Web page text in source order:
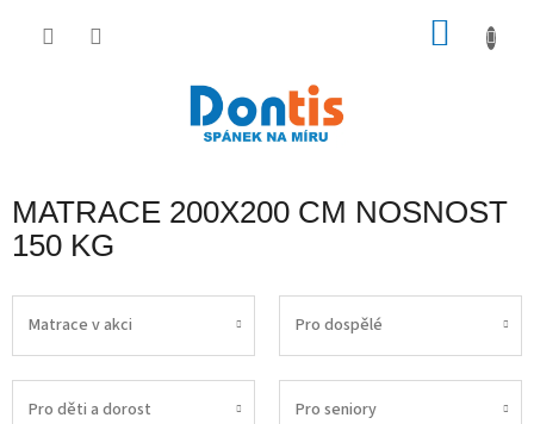
MATRACE 200X200 CM NOSNOST
150 KG
Matrace v akci Pro dospělé
Pro děti a dorost Pro seniory